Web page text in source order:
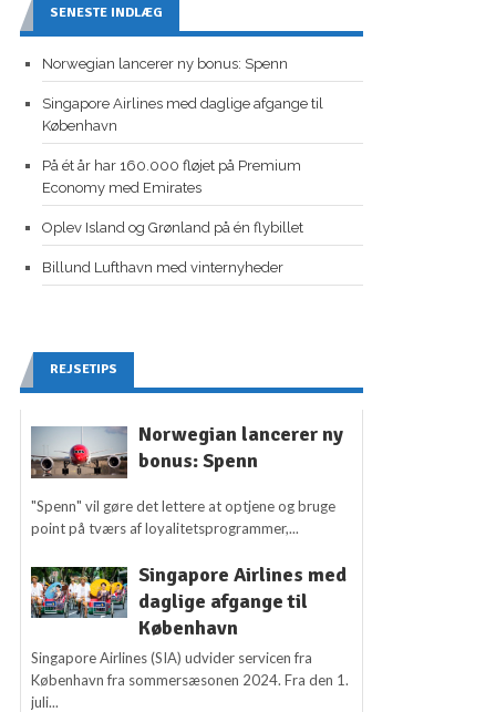
SENESTE INDLÆG
Norwegian lancerer ny bonus: Spenn
Singapore Airlines med daglige afgange til
København
På ét år har 160.000 fløjet på Premium
Economy med Emirates
Oplev Island og Grønland på én flybillet
Billund Lufthavn med vinternyheder
REJSETIPS
Norwegian lancerer ny
bonus: Spenn
"Spenn" vil gøre det lettere at optjene og bruge
point på tværs af loyalitetsprogrammer,...
Singapore Airlines med
daglige afgange til
København
Singapore Airlines (SIA) udvider servicen fra
København fra sommersæsonen 2024. Fra den 1.
juli...